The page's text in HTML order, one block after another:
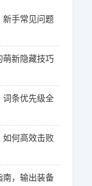
新手常见问题
萌新隐藏技巧
词条优先级全
如何高效击败
南，输出装备